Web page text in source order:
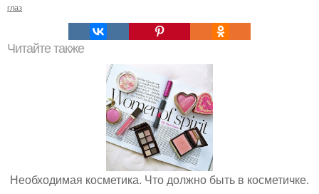
глаз
Читайте также
Необходимая косметика. Что должно быть в косметичке.